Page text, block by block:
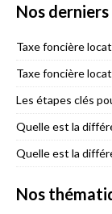
Nos
Taxe foncière
Taxe foncière
Les étapes clés
Quelle est la
Quelle est la
Nos